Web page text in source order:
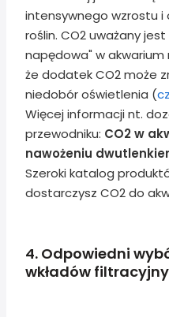
intensywnego wzrostu i
roślin. CO2 uważany
napędowa" w
że dodatek CO2 może
niedobór oświetlenia (
Więcej informacji nt.
przewodniku: CO2 w
nawożeniu
Szeroki katalog
dostarczysz CO2 do
4. Odpowiedni
wkładów